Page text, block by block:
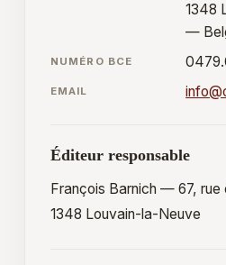
1348
—
NUMÉRO BCE
EMAIL
Éditeur responsable
François Barnich — 67, rue
1348 Louvain-la-Neuve